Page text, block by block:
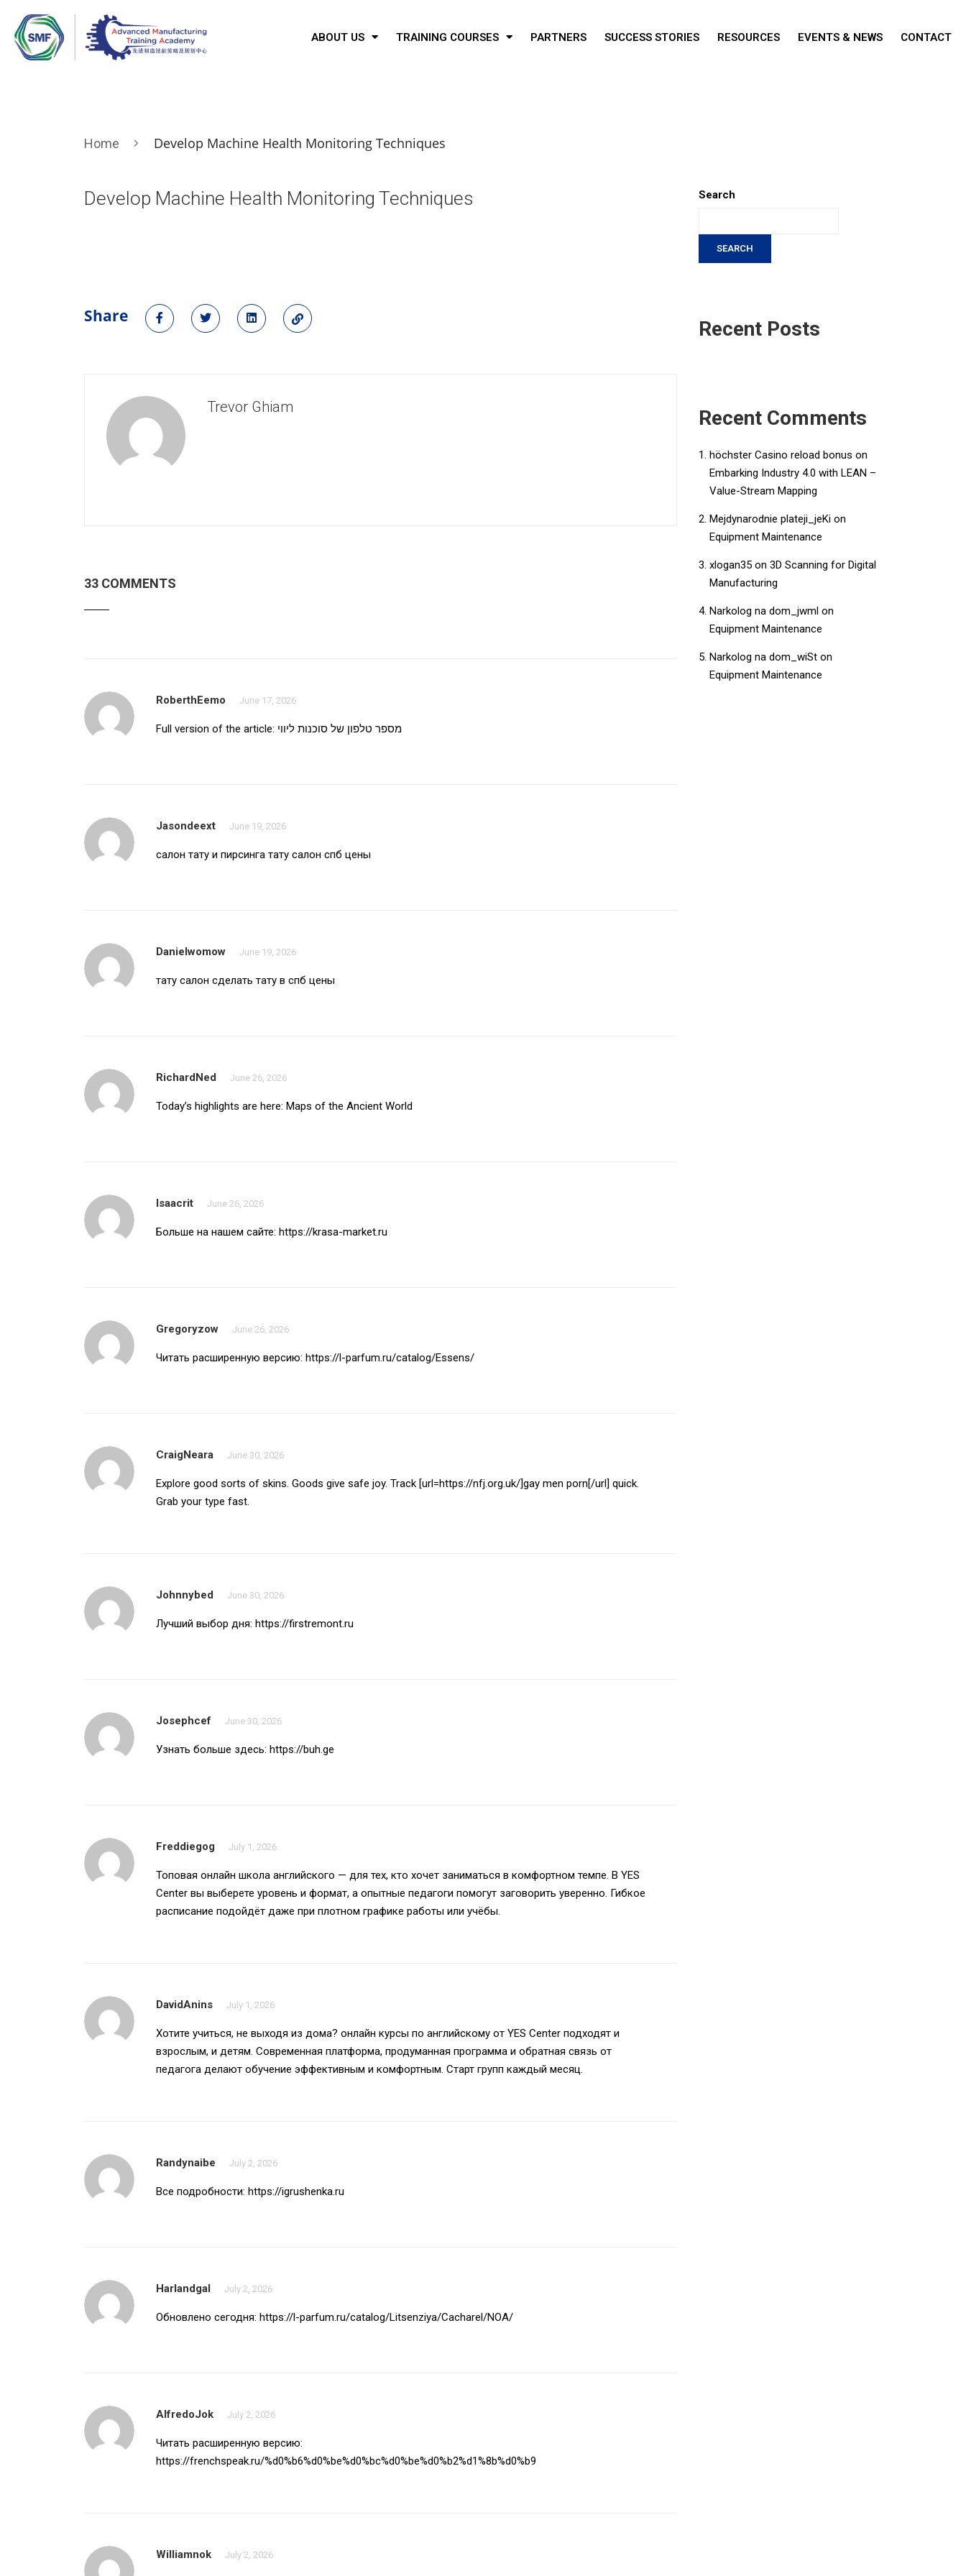
ABOUT US TRAINING COURSES PARTNERS SUCCESS STORIES RESOURCES EVENTS & NEWS CONTACT
Home Develop Machine Health Monitoring Techniques
Develop Machine Health Monitoring Techniques
Share
Trevor Ghiam
33 COMMENTS
RoberthEemo June 17, 2026
Full version of the article: מספר טלפון של סוכנות ליווי
Jasondeext June 19, 2026
салон тату и пирсинга тату салон спб цены
Danielwomow June 19, 2026
тату салон сделать тату в спб цены
RichardNed June 26, 2026
Today’s highlights are here: Maps of the Ancient World
Isaacrit June 26, 2026
Больше на нашем сайте: https://krasa-market.ru
Gregoryzow June 26, 2026
Читать расширенную версию: https://l-parfum.ru/catalog/Essens/
CraigNeara June 30, 2026
Explore good sorts of skins. Goods give safe joy. Track [url=https://nfj.org.uk/]gay men porn[/url] quick.
Grab your type fast.
Johnnybed June 30, 2026
Лучший выбор дня: https://firstremont.ru
Josephcef June 30, 2026
Узнать больше здесь: https://buh.ge
Freddiegog July 1, 2026
Топовая онлайн школа английского — для тех, кто хочет заниматься в комфортном темпе. В YES
Center вы выберете уровень и формат, а опытные педагоги помогут заговорить уверенно. Гибкое
расписание подойдёт даже при плотном графике работы или учёбы.
DavidAnins July 1, 2026
Хотите учиться, не выходя из дома? онлайн курсы по английскому от YES Center подходят и
взрослым, и детям. Современная платформа, продуманная программа и обратная связь от
педагога делают обучение эффективным и комфортным. Старт групп каждый месяц.
Randynaibe July 2, 2026
Все подробности: https://igrushenka.ru
Harlandgal July 2, 2026
Обновлено сегодня: https://l-parfum.ru/catalog/Litsenziya/Cacharel/NOA/
AlfredoJok July 2, 2026
Читать расширенную версию:
https://frenchspeak.ru/%d0%b6%d0%be%d0%bc%d0%be%d0%b2%d1%8b%d0%b9
Williamnok July 2, 2026
Search
SEARCH
Recent Posts
Recent Comments
höchster Casino reload bonus on
Embarking Industry 4.0 with LEAN –
Value-Stream Mapping
Mejdynarodnie plateji_jeKi on
Equipment Maintenance
xlogan35 on 3D Scanning for Digital
Manufacturing
Narkolog na dom_jwml on
Equipment Maintenance
Narkolog na dom_wiSt on
Equipment Maintenance